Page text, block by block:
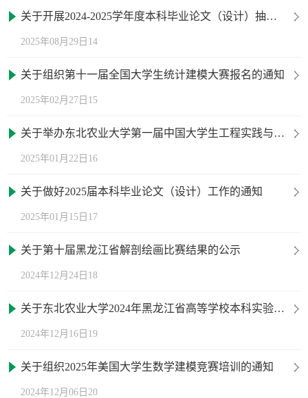
关于开展2024-2025学年度本科毕业论文（设计）抽检工作的通知
2025年08月29日14
关于组织第十一届全国大学生统计建模大赛报名的通知
2025年02月27日15
关于举办东北农业大学第一届中国大学生工程实践与创新能力大赛企业运营仿真赛项校赛的通知
2025年01月22日16
关于做好2025届本科毕业论文（设计）工作的通知
2025年01月15日17
关于第十届黑龙江省解剖绘画比赛结果的公示
2024年12月24日18
关于东北农业大学2024年黑龙江省高等学校本科实验教学示范中心推荐名单公示
2024年12月16日19
关于组织2025年美国大学生数学建模竞赛培训的通知
2024年12月06日20